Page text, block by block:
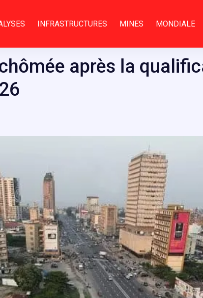
INFRASTRUCTURES MINES MONDIALE
après la